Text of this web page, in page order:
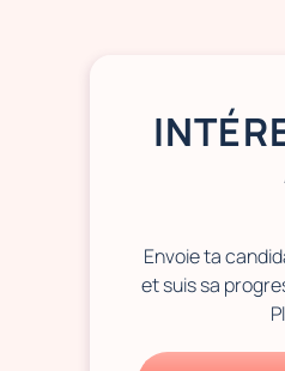
Envoie ta
et suis sa